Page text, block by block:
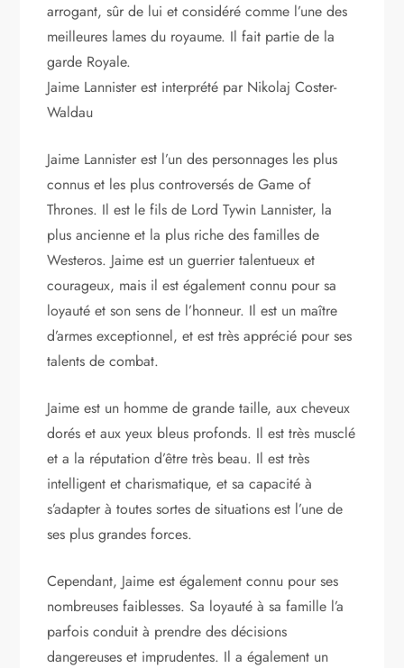
arrogant, sûr de lui et considéré comme l’une des
meilleures lames du royaume. Il fait partie de la
garde Royale.
Jaime Lannister est interprété par Nikolaj Coster-
Waldau
Jaime Lannister est l’un des personnages les plus
connus et les plus controversés de Game of
Thrones. Il est le fils de Lord Tywin Lannister, la
plus ancienne et la plus riche des familles de
Westeros. Jaime est un guerrier talentueux et
courageux, mais il est également connu pour sa
loyauté et son sens de l’honneur. Il est un maître
d’armes exceptionnel, et est très apprécié pour ses
talents de combat.
Jaime est un homme de grande taille, aux cheveux
dorés et aux yeux bleus profonds. Il est très musclé
et a la réputation d’être très beau. Il est très
intelligent et charismatique, et sa capacité à
s’adapter à toutes sortes de situations est l’une de
ses plus grandes forces.
Cependant, Jaime est également connu pour ses
nombreuses faiblesses. Sa loyauté à sa famille l’a
parfois conduit à prendre des décisions
dangereuses et imprudentes. Il a également un